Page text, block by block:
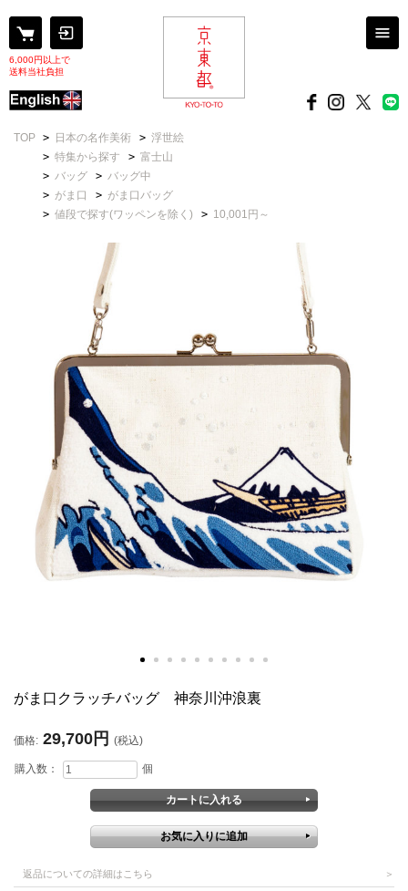
6,000円以上で
送料当社負担
TOP > 日本の名作美術 > 浮世絵
> 特集から探す > 富士山
> バッグ > バッグ中
> がま口 > がま口バッグ
> 値段で探す(ワッペンを除く) > 10,001円～
がま口クラッチバッグ 神奈川沖浪裏
価格: 29,700円 (税込)
購入数： 個
返品についての詳細はこちら